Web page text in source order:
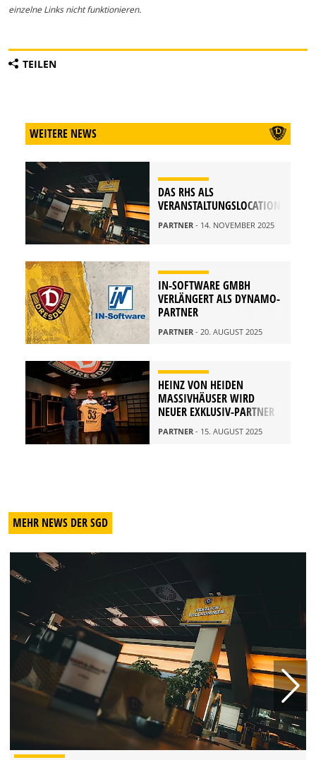
einzelne Links nicht funktionieren.
TEILEN
WEITERE NEWS
DAS RHS ALS
VERANSTALTUNGSLOCATION
PARTNER - 14. NOVEMBER 2025
IN-SOFTWARE GMBH
VERLÄNGERT ALS DYNAMO-
PARTNER
PARTNER - 20. AUGUST 2025
HEINZ VON HEIDEN
MASSIVHÄUSER WIRD
NEUER EXKLUSIV-PARTNER
PARTNER - 15. AUGUST 2025
MEHR NEWS DER SGD